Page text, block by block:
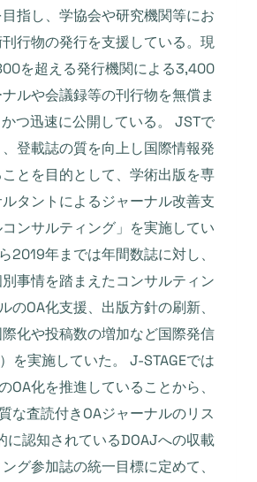
指し、学協会や研究機関等にお
行物の発行を支援している。現
を超える発行機関による3,400
ルや会議録等の刊行物を無償ま
つ迅速に公開している。 JSTで
登載誌の質を向上し国際情報発
とを目的として、学術出版を専
タントによるジャーナル改善支
ンサルティング」を実施してい
2019年までは年間数誌に対し、
事情を踏まえたコンサルティン
のOA化支援、出版方針の刷新、
化や投稿数の増加など国際発信
を実施していた。 J-STAGEでは
OA化を推進していることから、
な査読付きOAジャーナルのリス
に認知されているDOAJへの収載
グ参加誌の統一目標に定めて、